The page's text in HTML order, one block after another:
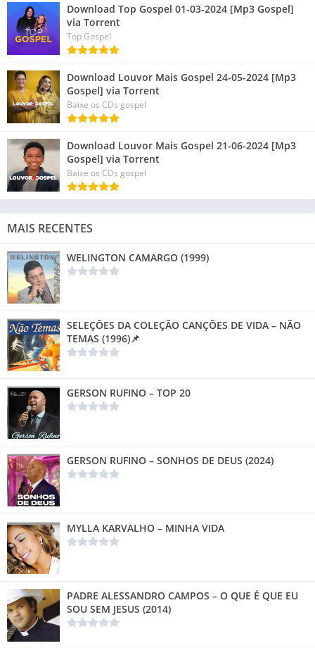
Download Top Gospel 01-03-2024 [Mp3 Gospel]
via Torrent
Top Gospel
Download Louvor Mais Gospel 24-05-2024 [Mp3
Gospel] via Torrent
Baixe os CDs gospel
Download Louvor Mais Gospel 21-06-2024 [Mp3
Gospel] via Torrent
Baixe os CDs gospel
MAIS RECENTES
WELINGTON CAMARGO (1999)
SELEÇÕES DA COLEÇÃO CANÇÕES DE VIDA – NÃO
TEMAS (1996)📌
GERSON RUFINO – TOP 20
GERSON RUFINO – SONHOS DE DEUS (2024)
MYLLA KARVALHO – MINHA VIDA
PADRE ALESSANDRO CAMPOS – O QUE É QUE EU
SOU SEM JESUS (2014)